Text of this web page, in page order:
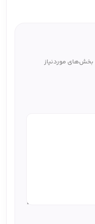
بخش‌های موردنیاز